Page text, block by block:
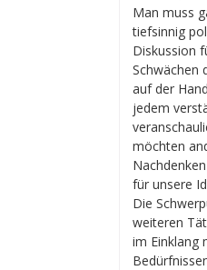
Man muss
tiefsinnig
Diskussion
Schwächen
auf der
jedem
möchten
für unsere
Die
weiteren
im Einklang